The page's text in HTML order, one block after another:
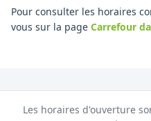
Pour consulter les horaires
vous sur la page Carrefour
Les horaires d'ouverture